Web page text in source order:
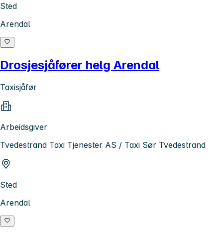
Sted
Arendal
Drosjesjåfører helg Arendal
Taxisjåfør
Arbeidsgiver
Tvedestrand Taxi Tjenester AS / Taxi Sør Tvedestrand
Sted
Arendal